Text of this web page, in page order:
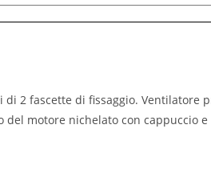
2 fascette di fissaggio. Ventilatore
motore nichelato con cappuccio